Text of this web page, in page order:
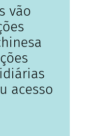
vão
acesso